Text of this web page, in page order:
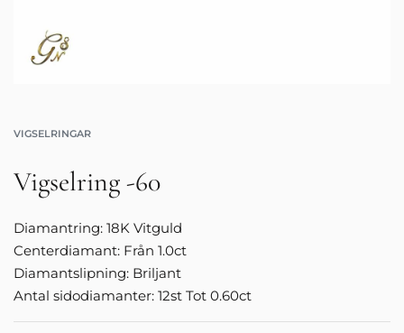
VIGSELRINGAR
Vigselring -60
Diamantring: 18K Vitguld
Centerdiamant: Från 1.0ct
Diamantslipning: Briljant
Antal sidodiamanter: 12st Tot 0.60ct